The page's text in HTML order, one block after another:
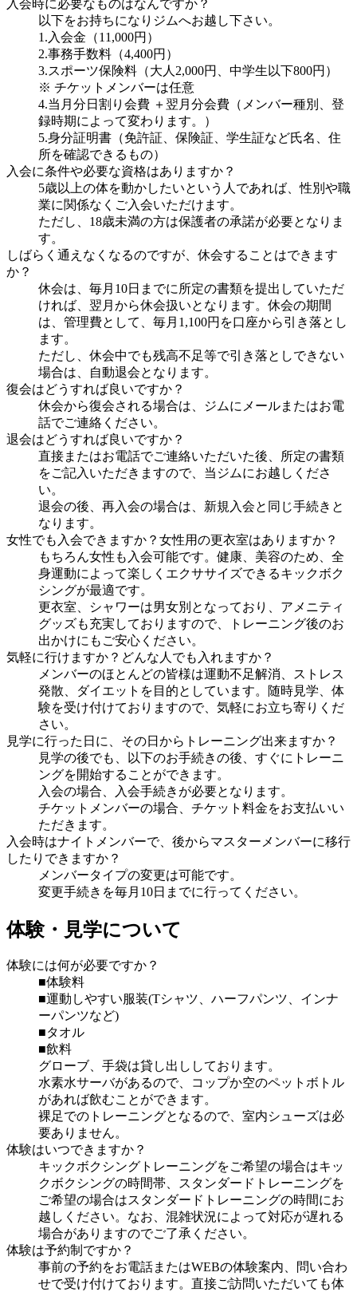
入会時に必要なものはなんですか？
以下をお持ちになりジムへお越し下さい。
1.入会金（11,000円）
2.事務手数料（4,400円）
3.スポーツ保険料（大人2,000円、中学生以下800円）
※ チケットメンバーは任意
4.当月分日割り会費 ＋翌月分会費（メンバー種別、登
録時期によって変わります。）
5.身分証明書（免許証、保険証、学生証など氏名、住
所を確認できるもの）
入会に条件や必要な資格はありますか？
5歳以上の体を動かしたいという人であれば、性別や職
業に関係なくご入会いただけます。
ただし、18歳未満の方は保護者の承諾が必要となりま
す。
しばらく通えなくなるのですが、休会することはできます
か？
休会は、毎月10日までに所定の書類を提出していただ
ければ、翌月から休会扱いとなります。休会の期間
は、管理費として、毎月1,100円を口座から引き落とし
ます。
ただし、休会中でも残高不足等で引き落としできない
場合は、自動退会となります。
復会はどうすれば良いですか？
休会から復会される場合は、ジムにメールまたはお電
話でご連絡ください。
退会はどうすれば良いですか？
直接またはお電話でご連絡いただいた後、所定の書類
をご記入いただきますので、当ジムにお越しくださ
い。
退会の後、再入会の場合は、新規入会と同じ手続きと
なります。
女性でも入会できますか？女性用の更衣室はありますか？
もちろん女性も入会可能です。健康、美容のため、全
身運動によって楽しくエクササイズできるキックボク
シングが最適です。
更衣室、シャワーは男女別となっており、アメニティ
グッズも充実しておりますので、トレーニング後のお
出かけにもご安心ください。
気軽に行けますか？どんな人でも入れますか？
メンバーのほとんどの皆様は運動不足解消、ストレス
発散、ダイエットを目的としています。随時見学、体
験を受け付けておりますので、気軽にお立ち寄りくだ
さい。
見学に行った日に、その日からトレーニング出来ますか？
見学の後でも、以下のお手続きの後、すぐにトレーニ
ングを開始することができます。
入会の場合、入会手続きが必要となります。
チケットメンバーの場合、チケット料金をお支払いい
ただきます。
入会時はナイトメンバーで、後からマスターメンバーに移行
したりできますか？
メンバータイプの変更は可能です。
変更手続きを毎月10日までに行ってください。
体験・見学について
体験には何が必要ですか？
■体験料
■運動しやすい服装(Tシャツ、ハーフパンツ、インナ
ーパンツなど)
■タオル
■飲料
グローブ、手袋は貸し出ししております。
水素水サーバがあるので、コップか空のペットボトル
があれば飲むことができます。
裸足でのトレーニングとなるので、室内シューズは必
要ありません。
体験はいつできますか？
キックボクシングトレーニングをご希望の場合はキッ
クボクシングの時間帯、スタンダードトレーニングを
ご希望の場合はスタンダードトレーニングの時間にお
越しください。なお、混雑状況によって対応が遅れる
場合がありますのでご了承ください。
体験は予約制ですか？
事前の予約をお電話またはWEBの体験案内、問い合わ
せで受け付けております。直接ご訪問いただいても体